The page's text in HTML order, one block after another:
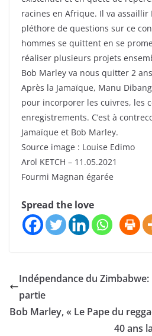
racines en Afrique. Il va assaillir
pléthore de questions sur ce
hommes se quittent en se
réaliser plusieurs projets
Bob Marley va nous quitter 2
Après la Jamaïque, Manu
pour incorporer les cuivres, les
enregistrements. C’est à
Jamaïque et Bob Marley.
Source image : Louise Edimo
Arol KETCH – 11.05.2021
Fourmi Magnan égarée
Spread the love
Indépendance du
partie
Bob Marley, « Le Pape du
40 ans